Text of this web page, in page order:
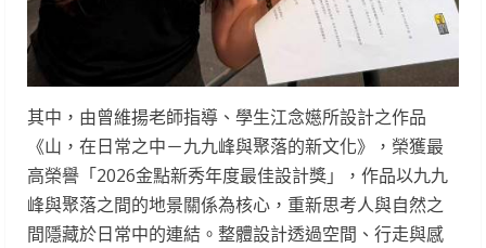
其中，由曾維揚老師指導、學生江念嬨所設計之作品
《山，在日常之中－九九峰與聚落的新文化》，榮獲最
高榮譽「2026金點新秀年度最佳設計獎」，作品以九九
峰與聚落之間的地景關係為核心，重新思考人與自然之
間隱藏於日常中的連結。整體設計透過空間、行走與感